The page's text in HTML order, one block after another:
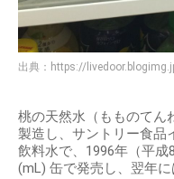
出典： https://
桃の天然水（もものてん
製造し、サントリー食品
飲料水で、1996年（平
(mL) 缶で発売し、翌年